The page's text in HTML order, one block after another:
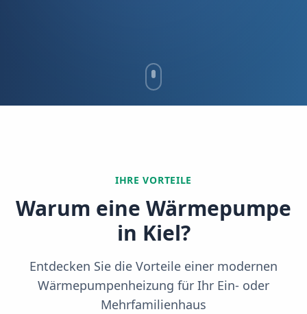
IHRE VORTEILE
Warum eine Wärmepumpe
in Kiel?
Entdecken Sie die Vorteile einer modernen
Wärmepumpenheizung für Ihr Ein- oder
Mehrfamilienhaus